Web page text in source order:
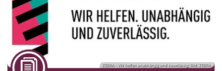
ZEBRA – Wir helfen unabhängig und zuverlässig; Bild: ZEBRA